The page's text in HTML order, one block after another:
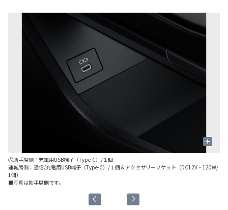
+
Ⓐ助手席側：充電用USB端子（Type-C）/１個
運転席側：通信/充電用USB端子（Type-C）/１個＆アクセサリーソケット（DC12V・120W/
1個）
■写真は助手席側です。